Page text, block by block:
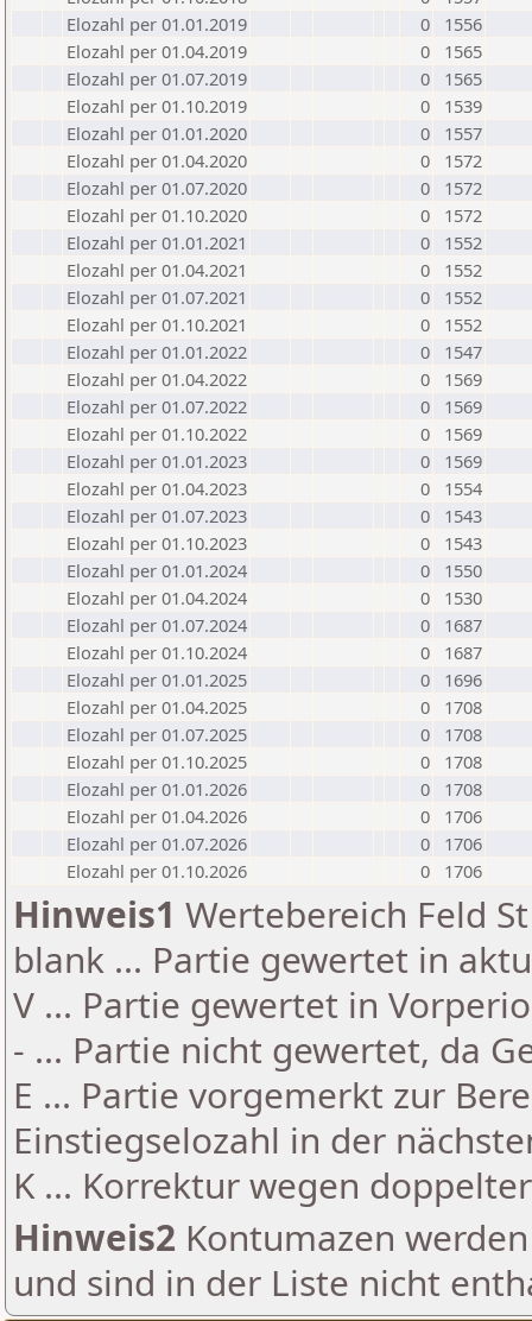
Elozahl per 01.01.2019
0
1556
Elozahl per 01.04.2019
0
1565
Elozahl per 01.07.2019
0
1565
Elozahl per 01.10.2019
0
1539
Elozahl per 01.01.2020
0
1557
Elozahl per 01.04.2020
0
1572
Elozahl per 01.07.2020
0
1572
Elozahl per 01.10.2020
0
1572
Elozahl per 01.01.2021
0
1552
Elozahl per 01.04.2021
0
1552
Elozahl per 01.07.2021
0
1552
Elozahl per 01.10.2021
0
1552
Elozahl per 01.01.2022
0
1547
Elozahl per 01.04.2022
0
1569
Elozahl per 01.07.2022
0
1569
Elozahl per 01.10.2022
0
1569
Elozahl per 01.01.2023
0
1569
Elozahl per 01.04.2023
0
1554
Elozahl per 01.07.2023
0
1543
Elozahl per 01.10.2023
0
1543
Elozahl per 01.01.2024
0
1550
Elozahl per 01.04.2024
0
1530
Elozahl per 01.07.2024
0
1687
Elozahl per 01.10.2024
0
1687
Elozahl per 01.01.2025
0
1696
Elozahl per 01.04.2025
0
1708
Elozahl per 01.07.2025
0
1708
Elozahl per 01.10.2025
0
1708
Elozahl per 01.01.2026
0
1708
Elozahl per 01.04.2026
0
1706
Elozahl per 01.07.2026
0
1706
Elozahl per 01.10.2026
0 1706
Hinweis1 Wertebereich Feld
blank ... Partie gewertet in
V ... Partie gewertet in
- ... Partie nicht gewertet, da
E ... Partie vorgemerkt zur
Einstiegselozahl in der
K ... Korrektur wegen
Hinweis2 Kontumazen
und sind in der Liste nicht